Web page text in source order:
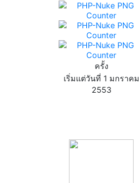
ครั้ง
เริ่มแต่วันที่ 1 มกราคม
2553